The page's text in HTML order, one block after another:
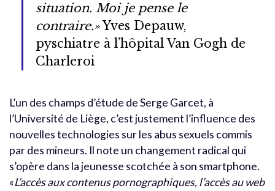
situation. Moi je pense le
contraire.»Yves Depauw,
pyschiatre à l’hôpital Van Gogh de
Charleroi
L’un des champs d’étude de Serge Garcet, à
l’Université de Liège, c’est justement l’influence des
nouvelles technologies sur les abus sexuels commis
par des mineurs. Il note un changement radical qui
s’opère dans la jeunesse scotchée à son smartphone.
«L’accès aux contenus pornographiques, l’accès au web